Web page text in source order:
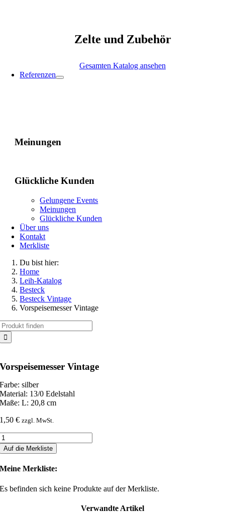
Zelte und Zubehör
Gesamten Katalog ansehen
Referenzen
Meinungen
Glückliche Kunden
Gelungene Events
Meinungen
Glückliche Kunden
Über uns
Kontakt
Merkliste
Du bist hier:
Home
Leih-Katalog
Besteck
Besteck Vintage
Vorspeisemesser Vintage
Vorspeisemesser Vintage
Farbe: silber
Material: 13/0 Edelstahl
Maße: L: 20,8 cm
1,50€ zzgl. MwSt.
Auf die Merkliste
Meine Merkliste:
Es befinden sich keine Produkte auf der Merkliste.
Verwandte Artikel